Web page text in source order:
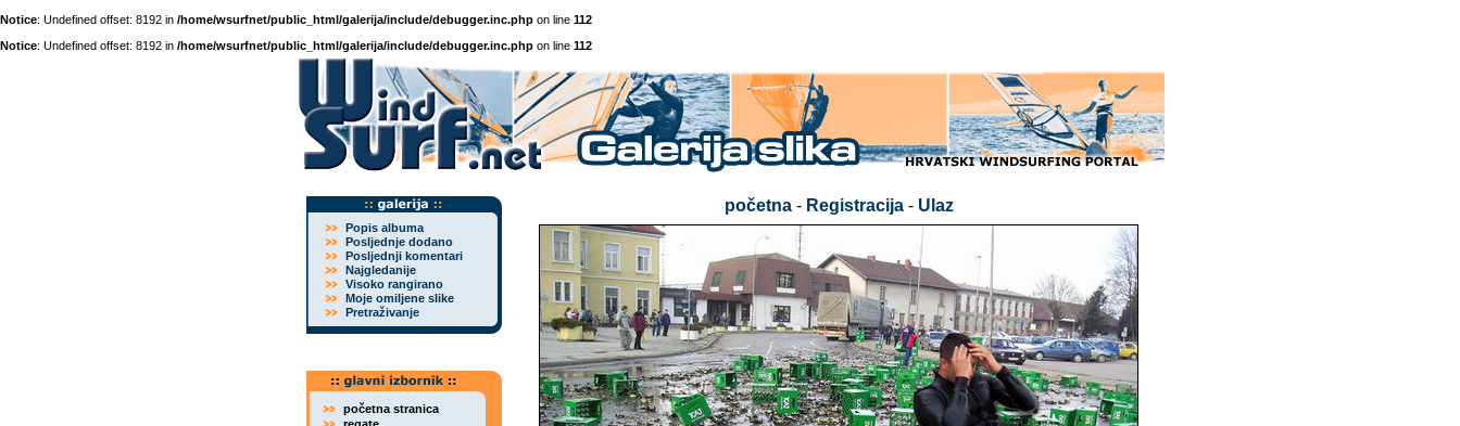
Notice: Undefined offset: 8192 in /home/wsurfnet/public_html/galerija/include/debugger.inc.php on line 112
Notice: Undefined offset: 8192 in /home/wsurfnet/public_html/galerija/include/debugger.inc.php on line 112
Popis albuma
Posljednje dodano
Posljednji komentari
Najgledanije
Visoko rangirano
Moje omiljene slike
Pretraživanje
početna stranica
početna- Registracija- Ulaz